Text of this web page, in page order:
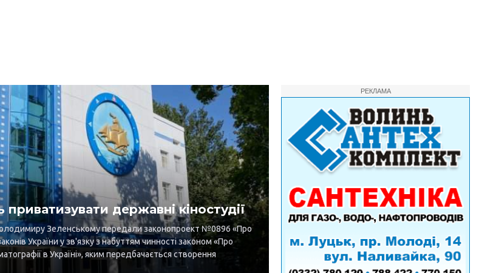
приватизувати державні кіностудії
Зеленському передали законопроект №0896 «Про
України у зв'язку з набуттям чинності законом «Про
в Україні», яким передбачається створення
РЕКЛАМА